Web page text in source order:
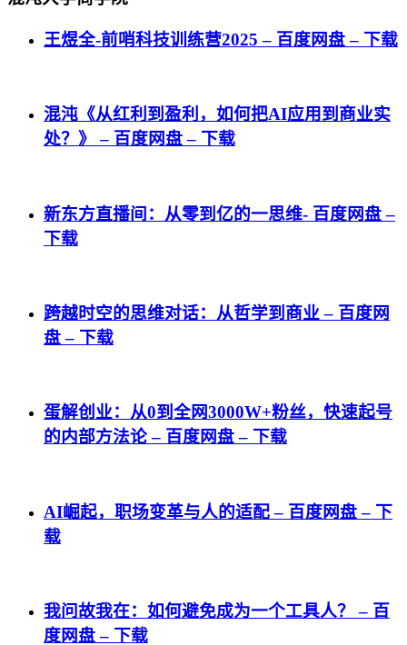
王煜全-前哨科技训练营2025 – 百度网盘 – 下载
混沌《从红利到盈利，如何把AI应用到商业实
处？》 – 百度网盘 – 下载
新东方直播间：从零到亿的一思维- 百度网盘 –
下载
跨越时空的思维对话：从哲学到商业 – 百度网
盘 – 下载
蛋解创业：从0到全网3000W+粉丝，快速起号
的内部方法论 – 百度网盘 – 下载
AI崛起，职场变革与人的适配 – 百度网盘 – 下
载
我问故我在：如何避免成为一个工具人？ – 百
度网盘 – 下载